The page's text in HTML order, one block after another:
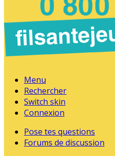
Menu
Rechercher
Switch skin
Connexion
Pose tes questions
Forums de discussion